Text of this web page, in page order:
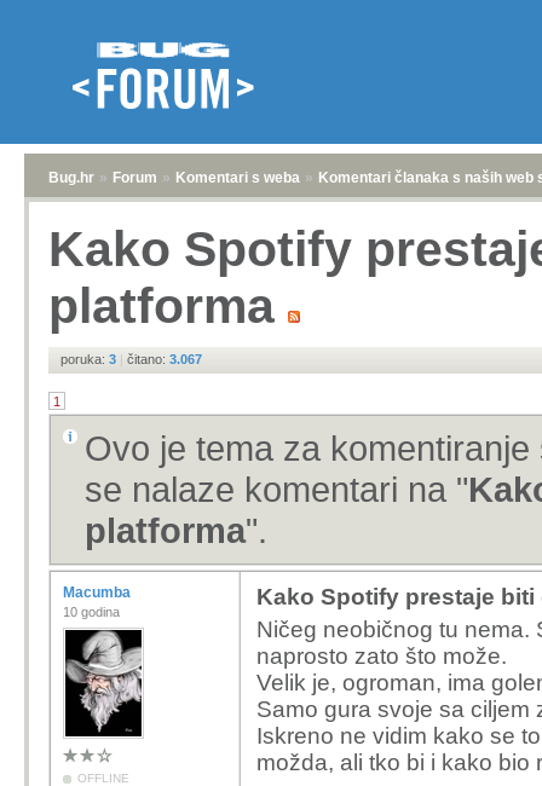
Bug.hr » Forum » Komentari s weba » Komentari članaka s naših web
Kako Spotify
platforma
poruka: 3 | čitano: 3.067
1
Ovo je tema za
se nalaze komentari na "
platforma".
Macumba
10 godina
OFFLINE
Kako Spotify prestaje
Ničeg neobičnog tu nema.
naprosto zato što može.
Velik je, ogroman, ima
Samo gura svoje sa ciljem
Iskreno ne vidim kako se
možda, ali tko bi i kako